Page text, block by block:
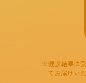
※健診結果は
てお届けい